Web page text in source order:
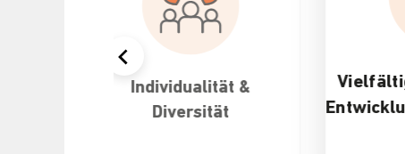
Vielfältige Karriere- und
Entwicklungsmöglichkeiten